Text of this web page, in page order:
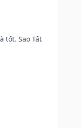
tốt. Sao Tất